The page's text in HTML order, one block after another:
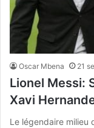
Oscar Mbena 21
Lionel Messi:
Xavi
Le légendaire milieu